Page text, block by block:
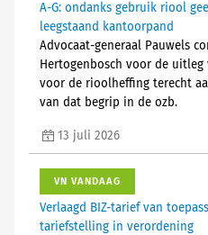
A-G: ondanks gebruik riool
leegstaand kantoorpand
Advocaat-generaal Pauwels
Hertogenbosch voor de uitleg
voor de rioolheffing terecht
van dat begrip in de ozb.
13 juli 2026
VN VANDAAG
Verlaagd BIZ-tarief van
tariefstelling in verordening